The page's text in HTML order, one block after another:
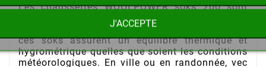
Les chaussettes WOOLPOWER soks 200 sont
confectionnées en laine mérinos associée à des
fibres synthétiques. C'est grâce à la laine que
ces soks assurent un équilibre thermique et
hygrométrique quelles que soient les conditions
météorologiques. En ville ou en randonnée, vec
J'ACCEPTE